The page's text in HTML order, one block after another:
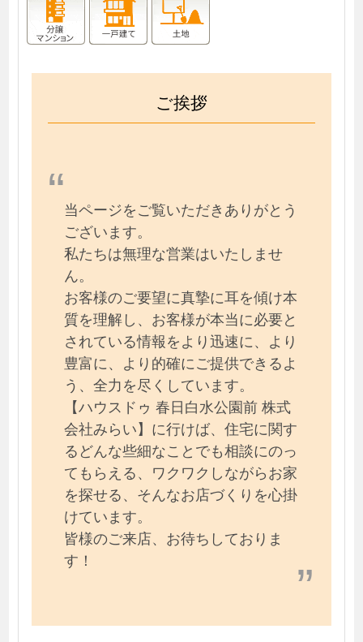
ご挨拶
当ページをご覧いただきありがとう
ございます。
私たちは無理な営業はいたしませ
ん。
お客様のご要望に真摯に耳を傾け本
質を理解し、お客様が本当に必要と
されている情報をより迅速に、より
豊富に、より的確にご提供できるよ
う、全力を尽くしています。
【ハウスドゥ 春日白水公園前 株式
会社みらい】に行けば、住宅に関す
るどんな些細なことでも相談にのっ
てもらえる、ワクワクしながらお家
を探せる、そんなお店づくりを心掛
けています。
皆様のご来店、お待ちしておりま
す！